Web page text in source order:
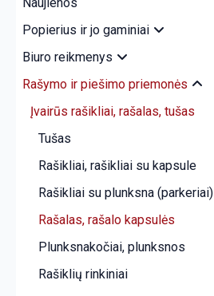
Popierius ir jo gaminiai
Biuro reikmenys
Rašymo ir piešimo priemonės
Įvairūs rašikliai, rašalas, tušas
Tušas
Rašikliai, rašikliai su kapsule
Rašikliai su plunksna (parkeriai)
Rašalas, rašalo kapsulės
Plunksnakočiai, plunksnos
Rašiklių rinkiniai